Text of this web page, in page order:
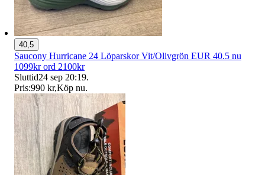
40,5
Saucony Hurricane 24 Löparskor Vit/Olivgrön EUR 40.5 nu
1099kr ord 2100kr
Sluttid24 sep 20:19.
Pris:990 kr,Köp nu.